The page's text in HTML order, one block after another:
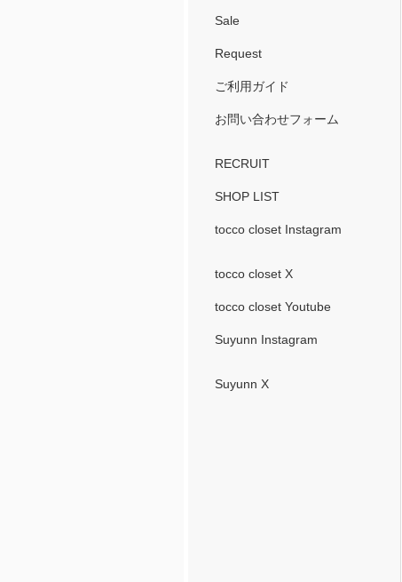
Sale
Request
ご利用ガイド
お問い合わせフォーム
RECRUIT
SHOP LIST
tocco closet Instagram
tocco closet X
tocco closet Youtube
Suyunn Instagram
Suyunn X